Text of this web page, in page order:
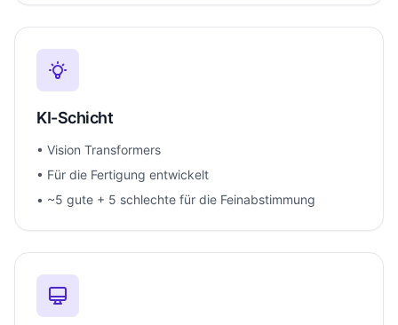
KI-Schicht
• Vision Transformers
• Für die Fertigung entwickelt
• ~5 gute + 5 schlechte für die Feinabstimmung